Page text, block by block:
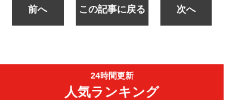
前へ この記事に戻る 次へ
24時間更新
人気ランキング